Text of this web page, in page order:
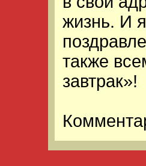
жизнь. И
также
завтрак»!